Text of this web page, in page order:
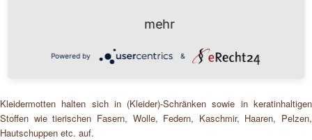
Kleider-Motten-Bekämpfung
Kleidermotten halten sich in (Kleider)-Schränken sowie in keratinhaltigen
Stoffen wie tierischen Fasern, Wolle, Federn, Kaschmir, Haaren, Pelzen,
Hautschuppen etc. auf.
mehr
Powered by &